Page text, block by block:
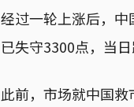
经过一轮上涨后，
已失守3300点，当
此前，市场就中国